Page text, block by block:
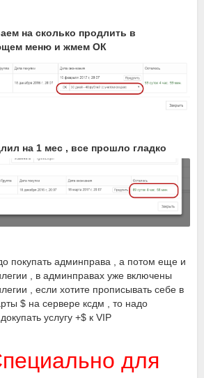
на сколько продлить в
меню и жмем ОК
на 1 мес , все прошло гладко
покупать админправа , а потом еще и
, в админправах уже включены
, если хотите прописывать себе в
$ на сервере ксдм , то надо
услугу +$ к VIP
для